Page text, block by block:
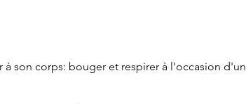
son corps: bouger et respirer à l'occasion d'un